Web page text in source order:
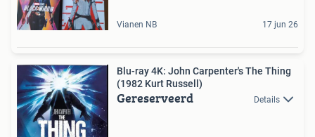
Vianen NB 17 jun 26
Blu-ray 4K: John Carpenter's The Thing
(1982 Kurt Russell)
Gereserveerd Details